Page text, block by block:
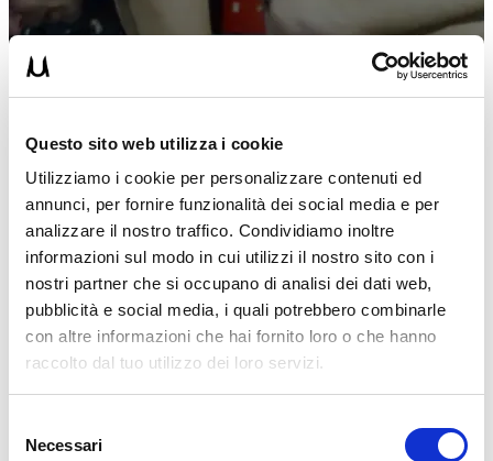
Questo sito web utilizza i cookie
Utilizziamo i cookie per personalizzare contenuti ed
annunci, per fornire funzionalità dei social media e per
analizzare il nostro traffico. Condividiamo inoltre
informazioni sul modo in cui utilizzi il nostro sito con i
nostri partner che si occupano di analisi dei dati web,
pubblicità e social media, i quali potrebbero combinarle
con altre informazioni che hai fornito loro o che hanno
raccolto dal tuo utilizzo dei loro servizi.
delNecessari
05/03/2020
Oggi voglio mostrarvi come si eseguono i Crunch Obliqui lavorando